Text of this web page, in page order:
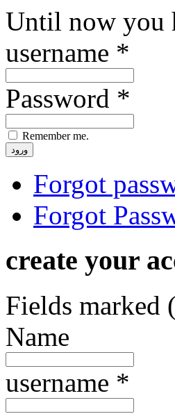
Until now you
username *
Password *
Remember me.
Forgot
Forgot
create your
Fields marked
Name
username *